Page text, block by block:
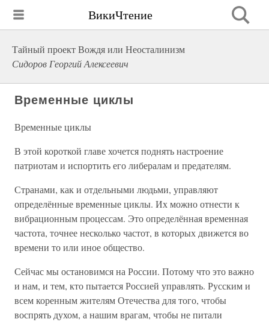
ВикиЧтение
Тайный проект Вождя или Неосталинизм
Сидоров Георгий Алексеевич
Временные циклы
Временные циклы
В этой короткой главе хочется поднять настроение
патриотам и испортить его либералам и предателям.
Странами, как и отдельными людьми, управляют
определённые временные циклы. Их можно отнести к
вибрационным процессам. Это определённая временная
частота, точнее несколько частот, в которых движется во
времени то или иное общество.
Сейчас мы остановимся на России. Потому что это важно
и нам, и тем, кто пытается Россией управлять. Русским и
всем коренным жителям Отечества для того, чтобы
воспрять духом, а нашим врагам, чтобы не питали